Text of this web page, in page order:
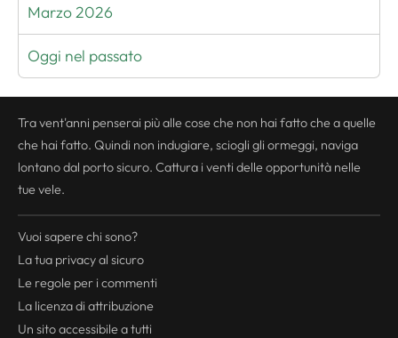
Marzo 2026
Oggi nel passato
Tra vent'anni penserai più alle cose che non hai fatto che a quelle
che hai fatto. Quindi non indugiare, sciogli gli ormeggi, naviga
lontano dal porto sicuro. Cattura i venti delle opportunità nelle
tue vele.
Vuoi sapere chi sono?
La tua privacyal sicuro
Le regole per i commenti
La licenza di attribuzione
Un sito accessibile a tutti